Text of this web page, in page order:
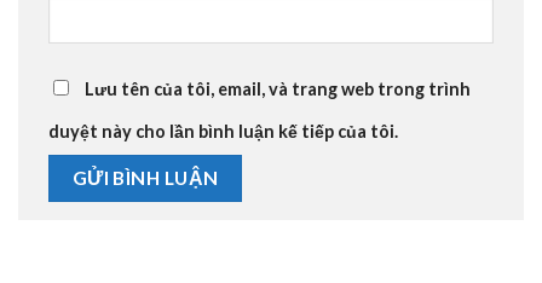
Lưu tên của tôi, email, và trang web trong trình
duyệt này cho lần bình luận kế tiếp của tôi.